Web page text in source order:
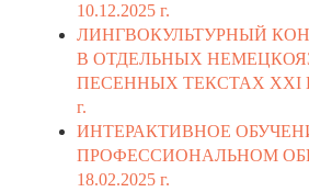
10.12.2025 г.
ЛИНГВОКУЛЬТУРНЫЙ
В ОТДЕЛЬНЫХ
ПЕСЕННЫХ ТЕКСТАХ XXI
г.
ИНТЕРАКТИВНОЕ
ПРОФЕССИОНАЛЬНОМ
18.02.2025 г.